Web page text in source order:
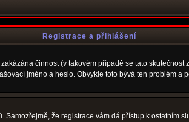
Registrace a přihlášení
činnost (v takovém případě se tato
jméno a heslo. Obvykle toto bývá ten problém
že registrace vám dá přístup k ostatním